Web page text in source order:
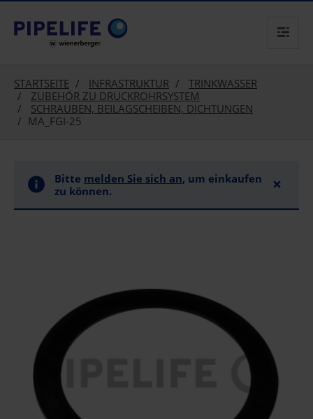
text.skipToContent
text.skipToNavigation
STARTSEITE INFRASTRUKTUR
TRINKWASSER
ZUBEHÖR ZU DRUCKROHRSYSTEM
SCHRAUBEN, BEILAGSCHEIBEN, DICHTUNGEN
MA_FGI-25
Bitte melden Sie sich an, um einkaufen
zu können.
×